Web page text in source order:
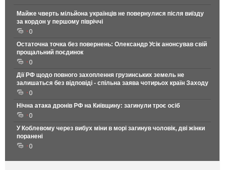
Майже чверть мільйона українців не повернулися після виїзду
за кордон у першому півріччі
0
Остаточна точка без повернень: Олександр Усік анонсував свій
прощальний поєдинок
0
Дії РФ щодо повного захоплення грузинських земель не
залишаться без відповіді - спільна заява чотирьох країн Заходу
0
Нічна атака дронів РФ на Київщину: загинули троє осіб
0
У Коблевому через вибух міни в морі загинув чоловік, дві жінки
поранені
0